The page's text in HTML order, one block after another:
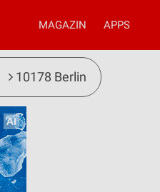
MAGAZIN APPS
10178 Berlin